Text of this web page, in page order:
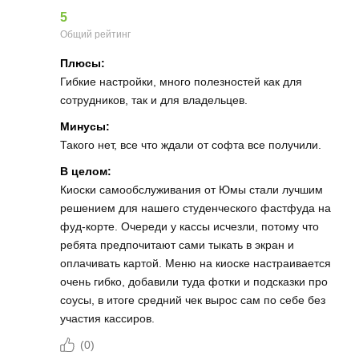
5
Общий рейтинг
Плюсы:
Гибкие настройки, много полезностей как для
сотрудников, так и для владельцев.
Минусы:
Такого нет, все что ждали от софта все получили.
В целом:
Киоски самообслуживания от Юмы стали лучшим
решением для нашего студенческого фастфуда на
фуд-корте. Очереди у кассы исчезли, потому что
ребята предпочитают сами тыкать в экран и
оплачивать картой. Меню на киоске настраивается
очень гибко, добавили туда фотки и подсказки про
соусы, в итоге средний чек вырос сам по себе без
участия кассиров.
(0)